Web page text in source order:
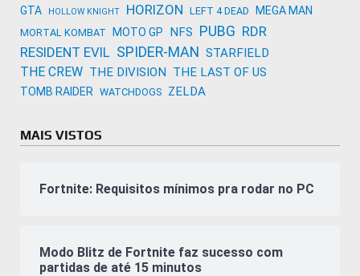
GTA HOLLOW KNIGHT HORIZON LEFT 4 DEAD MEGA MAN
MORTAL KOMBAT MOTO GP NFS PUBG RDR
RESIDENT EVIL SPIDER-MAN STARFIELD
THE CREW THE DIVISION THE LAST OF US
TOMB RAIDER WATCHDOGS ZELDA
MAIS VISTOS
Fortnite: Requisitos mínimos pra rodar no PC
Modo Blitz de Fortnite faz sucesso com
partidas de até 15 minutos